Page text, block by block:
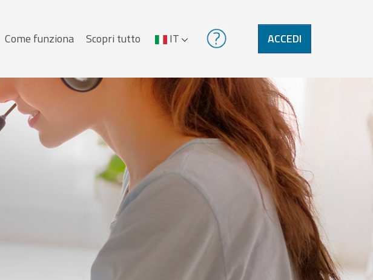
Menu
Come funziona Scopri tutto IT ACCEDI